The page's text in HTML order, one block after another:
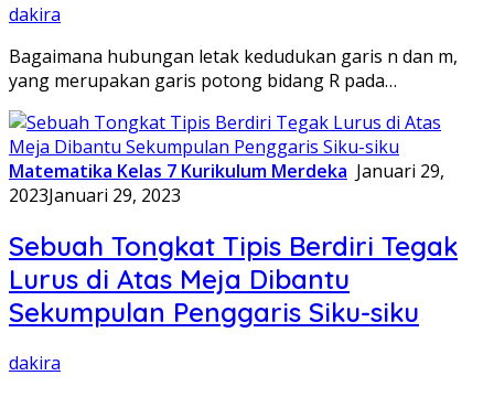
dakira
Bagaimana hubungan letak kedudukan garis n dan m,
yang merupakan garis potong bidang R pada…
Matematika Kelas 7 Kurikulum Merdeka Januari 29,
2023Januari 29, 2023
Sebuah Tongkat Tipis Berdiri Tegak
Lurus di Atas Meja Dibantu
Sekumpulan Penggaris Siku-siku
dakira